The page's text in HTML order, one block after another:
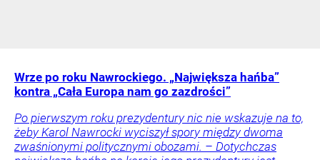
Wrze po roku Nawrockiego. „Największa hańba”
kontra „Cała Europa nam go zazdrości”
Po pierwszym roku prezydentury nic nie wskazuje na to,
żeby Karol Nawrocki wyciszył spory między dwoma
zwaśnionymi politycznymi obozami. – Dotychczas